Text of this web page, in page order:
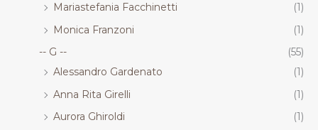
Mariastefania Facchinetti
(1)
Monica Franzoni
(1)
-- G --
(55)
Alessandro Gardenato
(1)
Anna Rita Girelli
(1)
Aurora Ghiroldi
(1)